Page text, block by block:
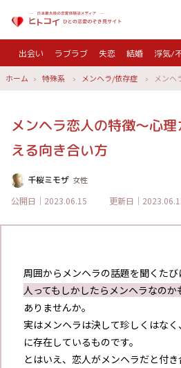
出会い ラブラブ 失恋 結婚 浮気/
ホーム 特殊系 メンヘラ/依存症 メンヘ
メンヘラ恋人の特徴～心
える向き合い方
千桜ミモザ 女性
公開日｜2023.06.15 更新日｜
周囲からメンヘラの話題を聞くたび
人ってもしかしたらメンヘラなのか
ありませんか。
実はメンヘラは決して珍しくはな
に存在しているものです。
とはいえ、恋人がメンヘラだと付